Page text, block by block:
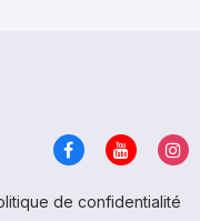
de confidentialité